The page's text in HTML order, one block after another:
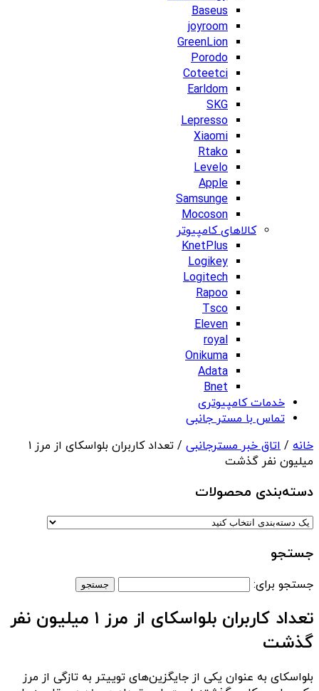
Baseus
joyroom
GreenLion
Porodo
Coteetci
Earldom
SKG
Lepresso
Xiaomi
Rtako
Levelo
Apple
Samsunge
Mocoson
کالاهای کامپیوتر
KnetPlus
Logikey
Logitech
Rapoo
Tsco
Eleven
royal
Onikuma
Adata
Bnet
خدمات کامپیوتری
تماس با مستر جانبی
خانه / اتاق خبر مسترجانبی
/ تعداد کاربران بلواسکای از مرز ۱
میلیون نفر گذشت
دسته‌بندی‌ محصولات
جستجو
جستجو برای:
تعداد کاربران بلواسکای از مرز ۱ میلیون نفر
گذشت
بلواسکای به عنوان یکی از جایگزین‌های توییتر به تازگی از مرز